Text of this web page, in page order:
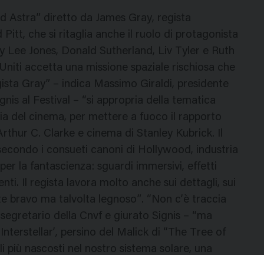
Astra” diretto da James Gray, regista
che si ritaglia anche il ruolo di protagonista
Jones, Donald Sutherland, Liv Tyler e Ruth
accetta una missione spaziale rischiosa che
Gray” – indica Massimo Giraldi, presidente
al Festival – “si appropria della tematica
del cinema, per mettere a fuoco il rapporto
C. Clarke e cinema di Stanley Kubrick. Il
i consueti canoni di Hollywood, industria
la fantascienza: sguardi immersivi, effetti
Il regista lavora molto anche sui dettagli, sui
bravo ma talvolta legnoso”. “Non c’è traccia
della Cnvf e giurato Signis – “ma
persino del Malick di “The Tree of
più nascosti nel nostro sistema solare, una